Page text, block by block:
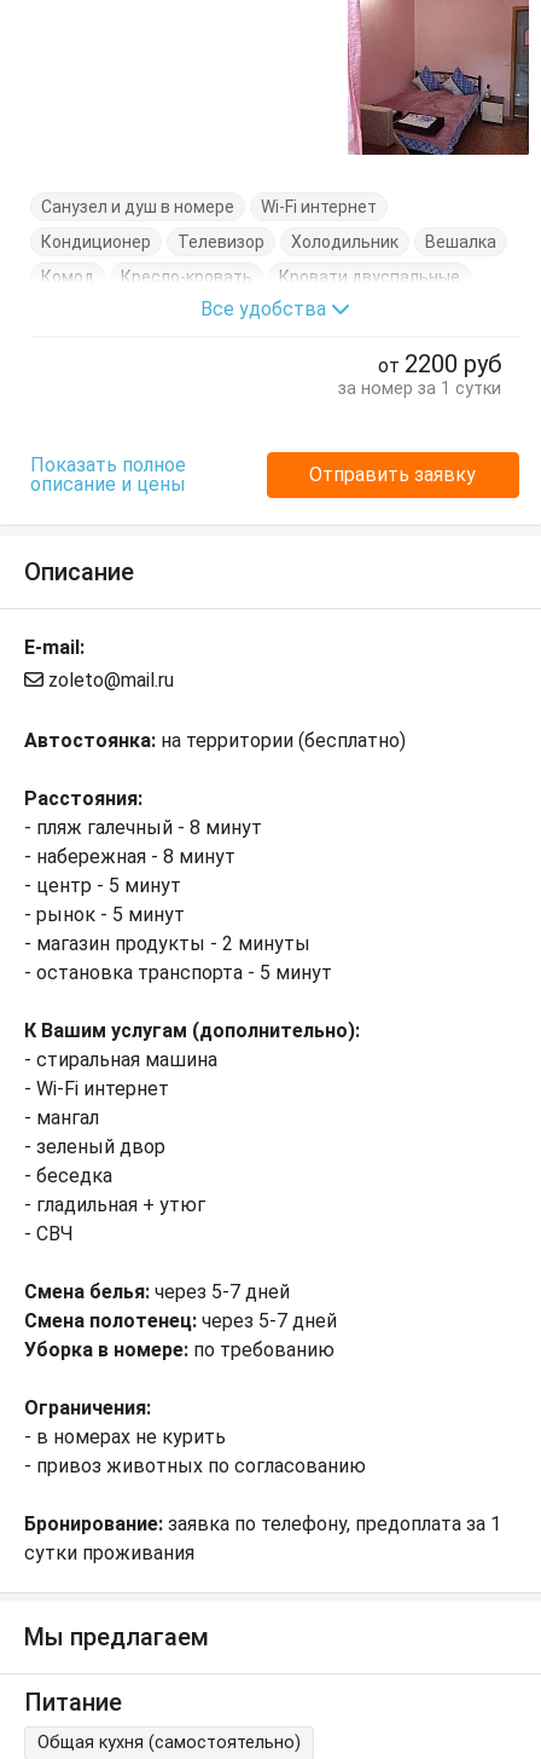
Санузел и душ в номере
Wi-Fi интернет
Кондиционер
Телевизор Холодильник
Вешалка
Комод
Кресло-кровать Кровати двуспальные
Все удобства
от 2200 руб
за номер за 1 сутки
Показать полное
описание и цены
Отправить заявку
Описание
E-mail:
zoleto@mail.ru
Автостоянка: на территории (бесплатно)
Расстояния:
- пляж галечный - 8 минут
- набережная - 8 минут
- центр - 5 минут
- рынок - 5 минут
- магазин продукты - 2 минуты
- остановка транспорта - 5 минут
К Вашим услугам (дополнительно):
- стиральная машина
- Wi-Fi интернет
- мангал
- зеленый двор
- беседка
- гладильная + утюг
- СВЧ
Смена белья: через 5-7 дней
Смена полотенец: через 5-7 дней
Уборка в номере: по требованию
Ограничения:
- в номерах не курить
- привоз животных по согласованию
Бронирование: заявка по телефону, предоплата за 1
сутки проживания
Мы предлагаем
Питание
Общая кухня (самостоятельно)